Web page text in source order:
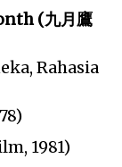
(九月鷹
Rahasia
1981)